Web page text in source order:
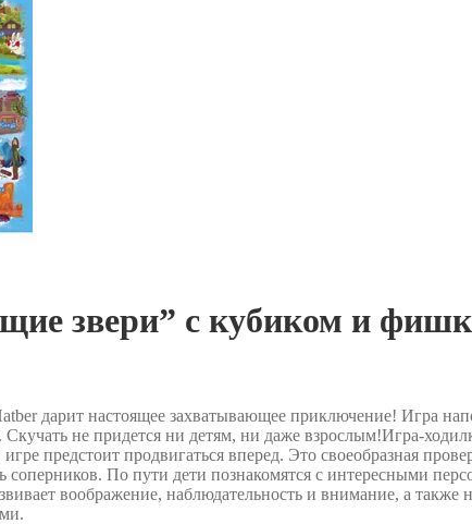
звери” с кубиком и
дарит настоящее захватывающее приключение! Игра
не придется ни детям, ни даже взрослым!Игра-
предстоит продвигаться вперед. Это своеобразная
соперников. По пути дети познакомятся с интересными
воображение, наблюдательность и внимание, а